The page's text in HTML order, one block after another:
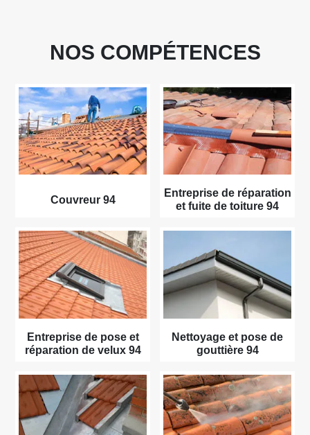
NOS COMPÉTENCES
Couvreur 94
Entreprise de réparation
et fuite de toiture 94
Entreprise de pose et
réparation de velux 94
Nettoyage et pose de
gouttière 94